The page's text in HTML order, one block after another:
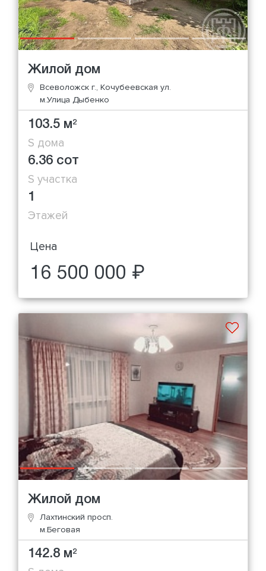
Жилой дом
Всеволожск г., Кочубеевская ул.
м.Улица Дыбенко
103.5 м2
S дома
6.36 сот
S участка
1
Этажей
Цена
16 500 000 ₽
Жилой дом
Лахтинский просп.
м.Беговая
142.8 м2